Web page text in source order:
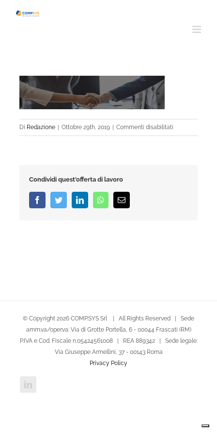
Di Redazione Ottobre 29th, 2019 Commenti disabilitati
businessmen
Condividi quest'offerta di lavoro
FacebookTwitterLinkedInWhatsappEmail
© Copyright 2026 COMP.SYS Srl | All Rights Reserved | Sede
amm.va/oper.va: Via di Grotte Portella, 6 - 00044 Frascati (RM)
P.IVA e Cod. Fiscale n.05424561008 | REA 889342 | Sede legale:
Via Giuseppe Armellini, 37 - 00143 Roma
Privacy Policy
LinkedIn